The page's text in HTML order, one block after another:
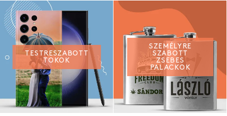
TESTRESZABOTT
TOKOK
SZEMÉLYRE
SZABOTT
ZSEBES
PALACKOK